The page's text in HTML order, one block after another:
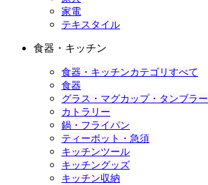
家電
テキスタイル
食器・キッチン
食器・キッチンカテゴリすべて
食器
グラス・マグカップ・タンブラー
カトラリー
鍋・フライパン
ティーポット・急須
キッチンツール
キッチングッズ
キッチン収納